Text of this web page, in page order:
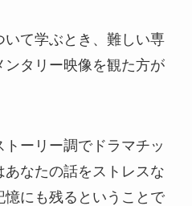
いて学ぶとき、難しい専
ンタリー映像を観た方が
ーリー調でドラマチッ
なたの話をストレスな
憶にも残るということで